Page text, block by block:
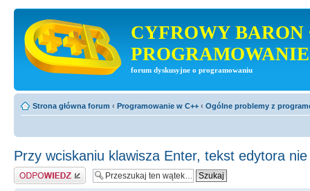
CYFROWY BARON
PROGRAMOWANIE
forum dyskusyjne o programowaniu
Strona główna forum ‹ Programowanie w C++ ‹ Ogólne problemy z
Przy wciskaniu klawisza Enter, tekst edytora
Odpowiedz